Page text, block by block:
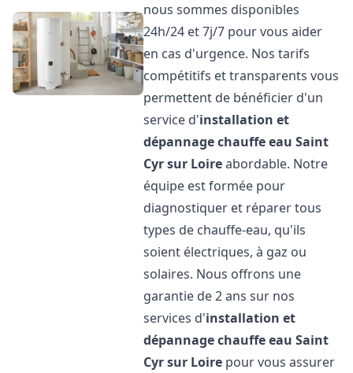
nous sommes disponibles
24h/24 et 7j/7 pour vous aider
en cas d'urgence. Nos tarifs
compétitifs et transparents vous
permettent de bénéficier d'un
service d'installation et
dépannage chauffe eau Saint
Cyr sur Loireabordable. Notre
équipe est formée pour
diagnostiquer et réparer tous
types de chauffe-eau, qu'ils
soient électriques, à gaz ou
solaires. Nous offrons une
garantie de 2 ans sur nos
services d'installation et
dépannage chauffe eau Saint
Cyr sur Loire pour vous assurer